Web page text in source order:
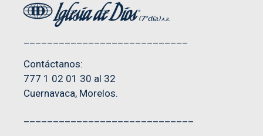
Contáctanos:
777 1 02 01 30 al 32
Cuernavaca, Morelos.